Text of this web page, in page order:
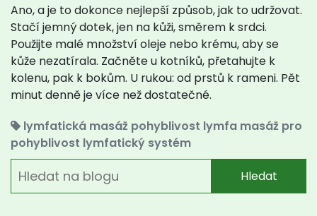
Ano, a je to dokonce nejlepší způsob, jak to udržovat.
Stačí jemný dotek, jen na kůži, směrem k srdci.
Použijte malé množství oleje nebo krému, aby se
kůže nezatírala. Začněte u kotníků, přetahujte k
kolenu, pak k bokům. U rukou: od prstů k rameni. Pět
minut denně je více než dostatečné.
lymfatická masáž pohyblivost lymfa masáž pro
pohyblivost lymfatický systém
Hledat